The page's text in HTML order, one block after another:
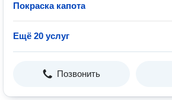
Покраска капота
Ещё 20 услуг
Позвонить